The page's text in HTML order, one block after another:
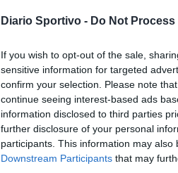
Diario Sportivo - Do Not
If you wish to opt-out of the sale,
sensitive information for targeted
confirm your selection. Please note
continue seeing interest-based ads
information disclosed to third parties
further disclosure of your personal
participants. This information may
Downstream Participants that may